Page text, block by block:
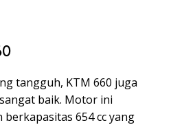
tangguh, KTM 660 juga
baik. Motor ini
654 cc yang